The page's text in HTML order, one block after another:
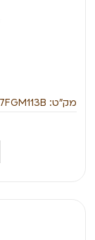
מק״ט: 27FGM113B